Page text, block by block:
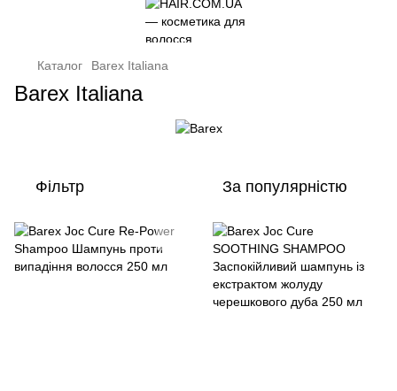
Каталог Barex Italiana
Barex Italiana
Фільтр За популярністю